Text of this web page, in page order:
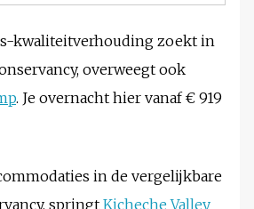
kwaliteitverhouding zoekt in
overweegt ook
. Je overnacht hier vanaf € 919
in de vergelijkbare
springt Kicheche Valley